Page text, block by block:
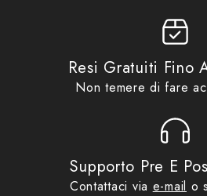
Resi Gratuiti Fino
Non temere di fare
Supporto Pre E
Contattaci via e-mail o